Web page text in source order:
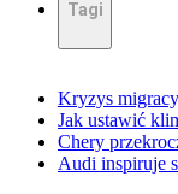
Tagi
Kryzys
Jak ustawić
Chery
Audi inspiruje